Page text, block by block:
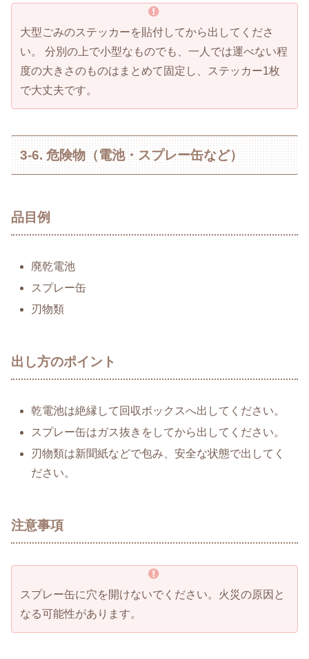
大型ごみのステッカーを貼付してから出してくださ
い。 分別の上で小型なものでも、一人では運べない程
度の大きさのものはまとめて固定し、ステッカー1枚
で大丈夫です。
3-6. 危険物（電池・スプレー缶など）
品目例
廃乾電池
スプレー缶
刃物類
出し方のポイント
乾電池は絶縁して回収ボックスへ出してください。
スプレー缶はガス抜きをしてから出してください。
刃物類は新聞紙などで包み、安全な状態で出してく
ださい。
注意事項
スプレー缶に穴を開けないでください。火災の原因と
なる可能性があります。